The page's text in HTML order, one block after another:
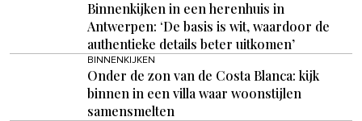
Binnenkijken in een herenhuis in
Antwerpen: ‘De basis is wit, waardoor de
authentieke details beter uitkomen’
BINNENKIJKEN
Onder de zon van de Costa Blanca: kijk
binnen in een villa waar woonstijlen
samensmelten